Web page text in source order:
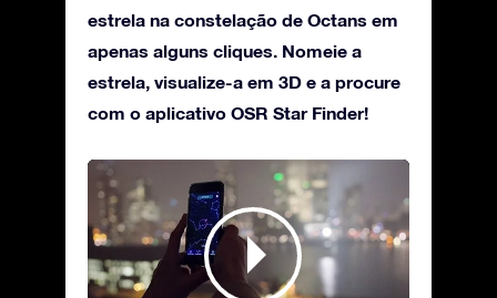
estrela na constelação de Octans em
apenas alguns cliques. Nomeie a
estrela, visualize-a em 3D e a procure
com o aplicativo OSR Star Finder!